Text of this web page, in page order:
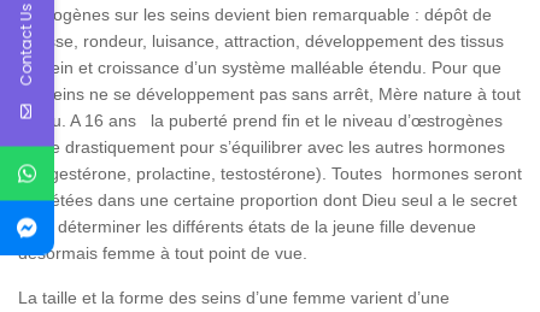
œstrogènes sur les seins devient bien remarquable : dépôt de
graisse, rondeur, luisance, attraction, développement des tissus
du sein et croissance d’un système malléable étendu. Pour que
les seins ne se développement pas sans arrêt, Mère nature à tout
prévu. A 16 ans la puberté prend fin et le niveau d’œstrogènes
chute drastiquement pour s’équilibrer avec les autres hormones
(progestérone, prolactine, testostérone). Toutes hormones seront
secrétées dans une certaine proportion dont Dieu seul a le secret
pour déterminer les différents états de la jeune fille devenue
désormais femme à tout point de vue.
La taille et la forme des seins d’une femme varient d’une
Contact Us